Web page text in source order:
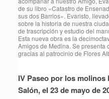
de su libro «Catastro de
sus dos Barrios». Evaristo,
sobre la historia de nuestra
de trascripción y estudio del
Esta nueva obra es la
Amigos de Medina. Se
gracias al patrocinio de Flores
IV Paseo por los molinos
Salón, el 23 de mayo de